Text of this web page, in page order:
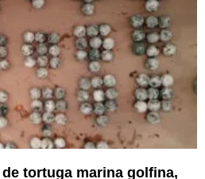
tortuga marina golfina,